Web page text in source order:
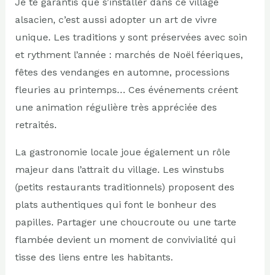
alsacien, c’est aussi adopter un art de vivre
unique. Les traditions y sont préservées avec soin
et rythment l’année : marchés de Noël féeriques,
fêtes des vendanges en automne, processions
fleuries au printemps… Ces événements créent
une animation régulière très appréciée des
retraités.
La gastronomie locale joue également un rôle
majeur dans l’attrait du village. Les winstubs
(petits restaurants traditionnels) proposent des
plats authentiques qui font le bonheur des
papilles. Partager une choucroute ou une tarte
flambée devient un moment de convivialité qui
tisse des liens entre les habitants.